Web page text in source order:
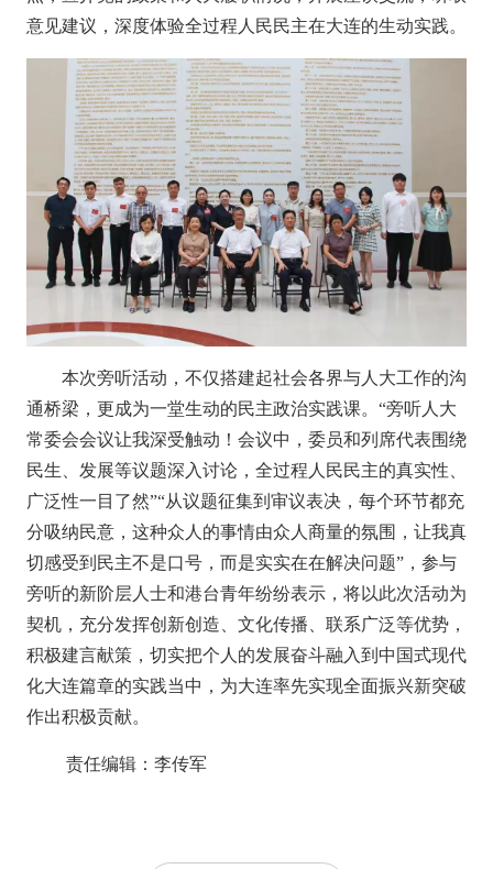
意见建议，深度体验全过程人民民主在大连的生动实践。
本次旁听活动，不仅搭建起社会各界与人大工作的沟
通桥梁，更成为一堂生动的民主政治实践课。 “旁听人大
常委会会议让我深受触动！会议中，委员和列席代表围绕
民生、发展等议题深入讨论，全过程人民民主的真实性、
广泛性一目了然”“从议题征集到审议表决，每个环节都充
分吸纳民意，这种众人的事情由众人商量的氛围，让我真
切感受到民主不是口号，而是实实在在解决问题”，参与
旁听的新阶层人士和港台青年纷纷表示，将以此次活动为
契机， 充分发挥创新创造、文化传播、联系广泛等优势，
积极建言献策，切实把个人的发展奋斗融入到中国式现代
化大连篇章的实践当中，为大连率先实现全面振兴新突破
作出积极贡献。
责任编辑：李传军